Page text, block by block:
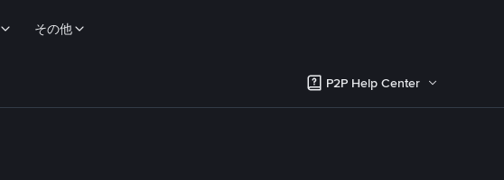
その他
P2P Help Center